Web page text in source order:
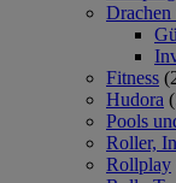
Fitness
Hudora
Pools
Roller,
Rollplay